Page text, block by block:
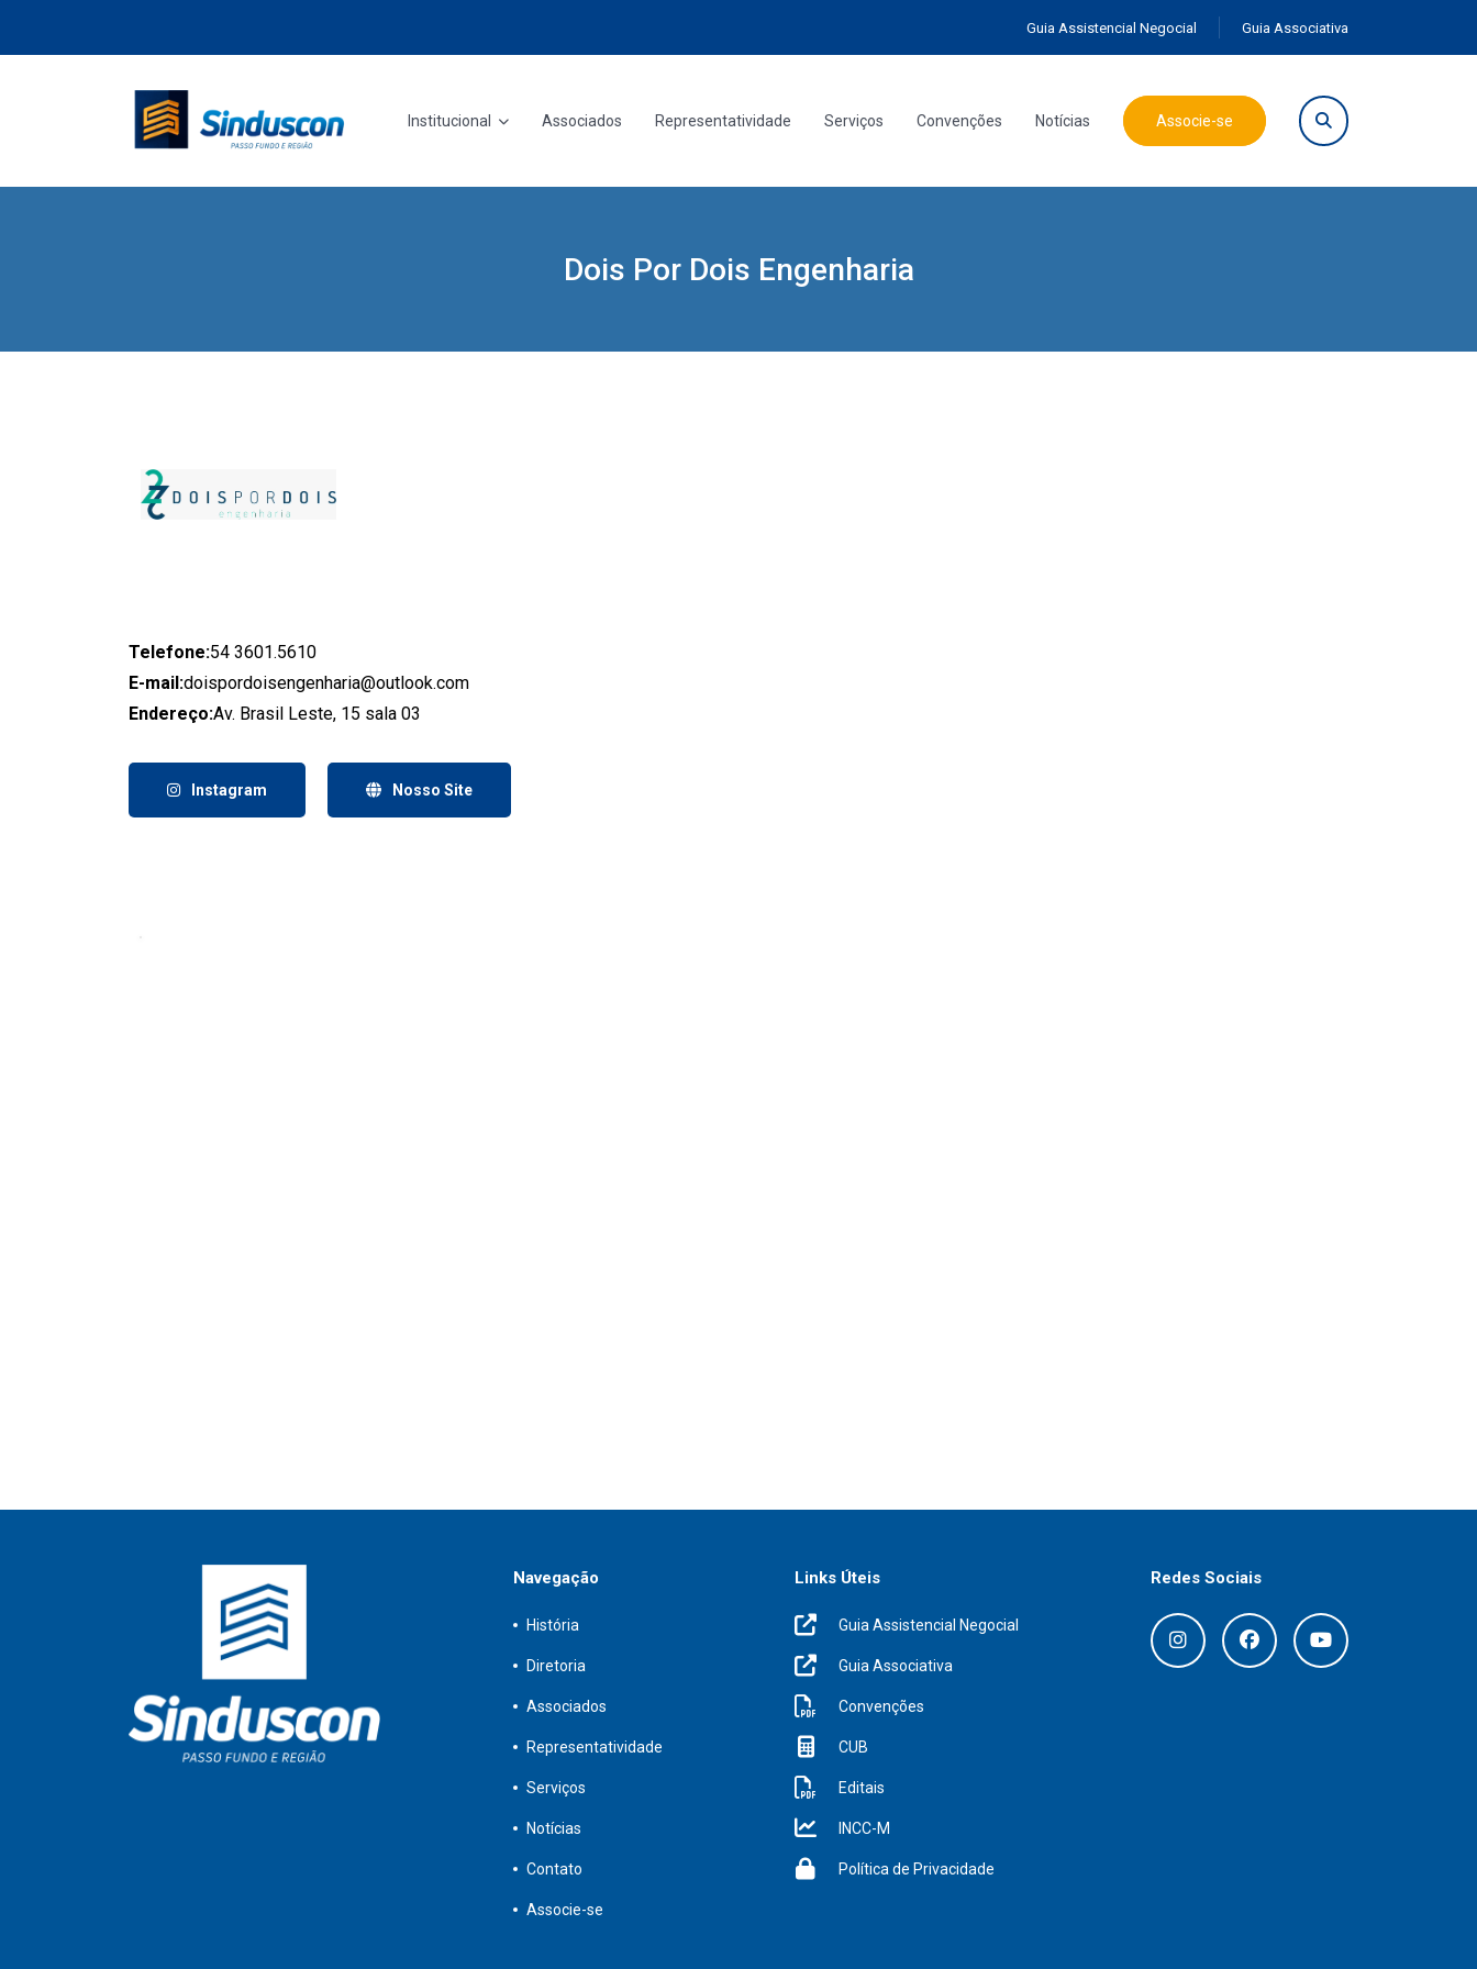
Guia Assistencial Negocial Guia Associativa
Institucional Associados Representatividade Serviços Convenções Notícias Associe-se
Dois Por Dois Engenharia
Telefone:54 3601.5610
E-mail:doispordoisengenharia@outlook.com
Endereço:Av. Brasil Leste, 15 sala 03
Instagram Nosso Site
Navegação
História
Diretoria
Associados
Representatividade
Serviços
Notícias
Contato
Associe-se
Links Úteis
Guia Assistencial Negocial
Guia Associativa
Convenções
CUB
Editais
INCC-M
Política de Privacidade
Redes Sociais